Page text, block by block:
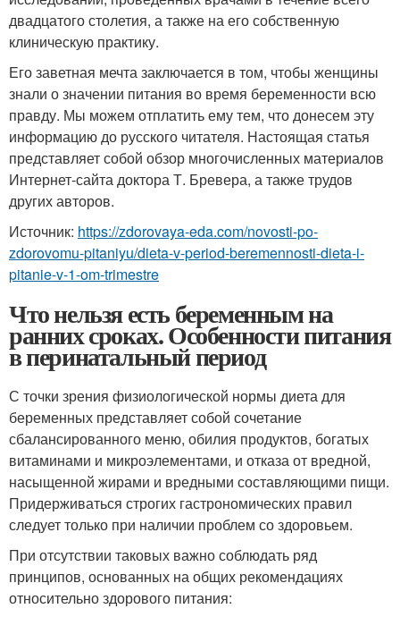
двадцатого столетия, а также на его собственную
клиническую практику.
Его заветная мечта заключается в том, чтобы женщины
знали о значении питания во время беременности всю
правду. Мы можем отплатить ему тем, что донесем эту
информацию до русского читателя. Настоящая статья
представляет собой обзор многочисленных материалов
Интернет-сайта доктора Т. Бревера, а также трудов
других авторов.
Источник: https://zdorovaya-eda.com/novosti-po-
zdorovomu-pitaniyu/dieta-v-period-beremennosti-dieta-i-
pitanie-v-1-om-trimestre
Что нельзя есть беременным на
ранних сроках. Особенности питания
в перинатальный период
С точки зрения физиологической нормы диета для
беременных представляет собой сочетание
сбалансированного меню, обилия продуктов, богатых
витаминами и микроэлементами, и отказа от вредной,
насыщенной жирами и вредными составляющими пищи.
Придерживаться строгих гастрономических правил
следует только при наличии проблем со здоровьем.
При отсутствии таковых важно соблюдать ряд
принципов, основанных на общих рекомендациях
относительно здорового питания: